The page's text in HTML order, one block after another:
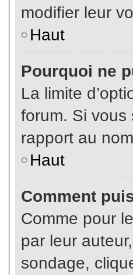
modifier leur
Haut
Pourquoi ne
La limite
forum. Si vous
rapport au
Haut
Comment
Comme pour
par leur
sondage,